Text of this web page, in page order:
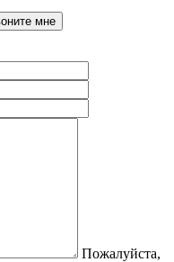
Пожалуйста,